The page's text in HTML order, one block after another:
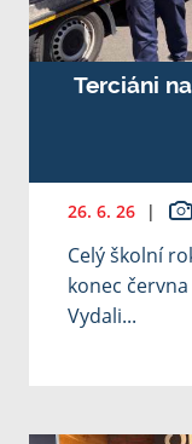
Terciáni
26. 6. 26 |
Celý školní
konec
Vydali...